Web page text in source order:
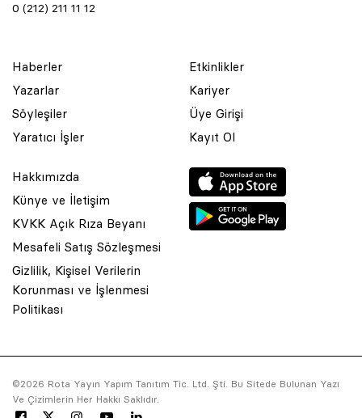
0 (212) 211 11 12
Haberler
Yazarlar
Söyleşiler
Yaratıcı İşler
Etkinlikler
Kariyer
Üye Girişi
Kayıt Ol
Hakkımızda
Künye ve İletişim
KVKK Açık Rıza Beyanı
Mesafeli Satış Sözleşmesi
Gizlilik, Kişisel Verilerin
Korunması ve İşlenmesi
Politikası
©2026 Rota Yayın Yapım Tanıtım Tic. Ltd. Şti. Bu Sitede Bulunan Yazı
Ve Çizimlerin Her Hakkı Saklıdır.
© 2001 Rota Yayın Yapım Tanıtım Tic. Ltd. Şti. Bu Sitede Bulunan
Asquared WordPress Agencytarafından tasarlanmış ve